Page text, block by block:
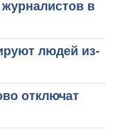
в
людей из-
отключат